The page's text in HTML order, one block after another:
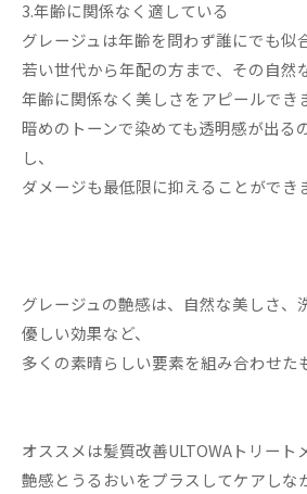
3.年齢に関係なく適している
グレージュは年齢を問わず誰にでも似
若い世代から年配の方まで、その自然
年齢に関係なく美しさをアピールでき
暗めのトーンで染めても透明感が出る
し、
ダメージも最低限に抑えることができ
グレージュの艶感は、自然な美しさ、
優しい効果など、
多くの素晴らしい要素を組み合わせた
オススメは髪質改善ULTOWAトリート
艶感とうるおいをプラスしてケアしな